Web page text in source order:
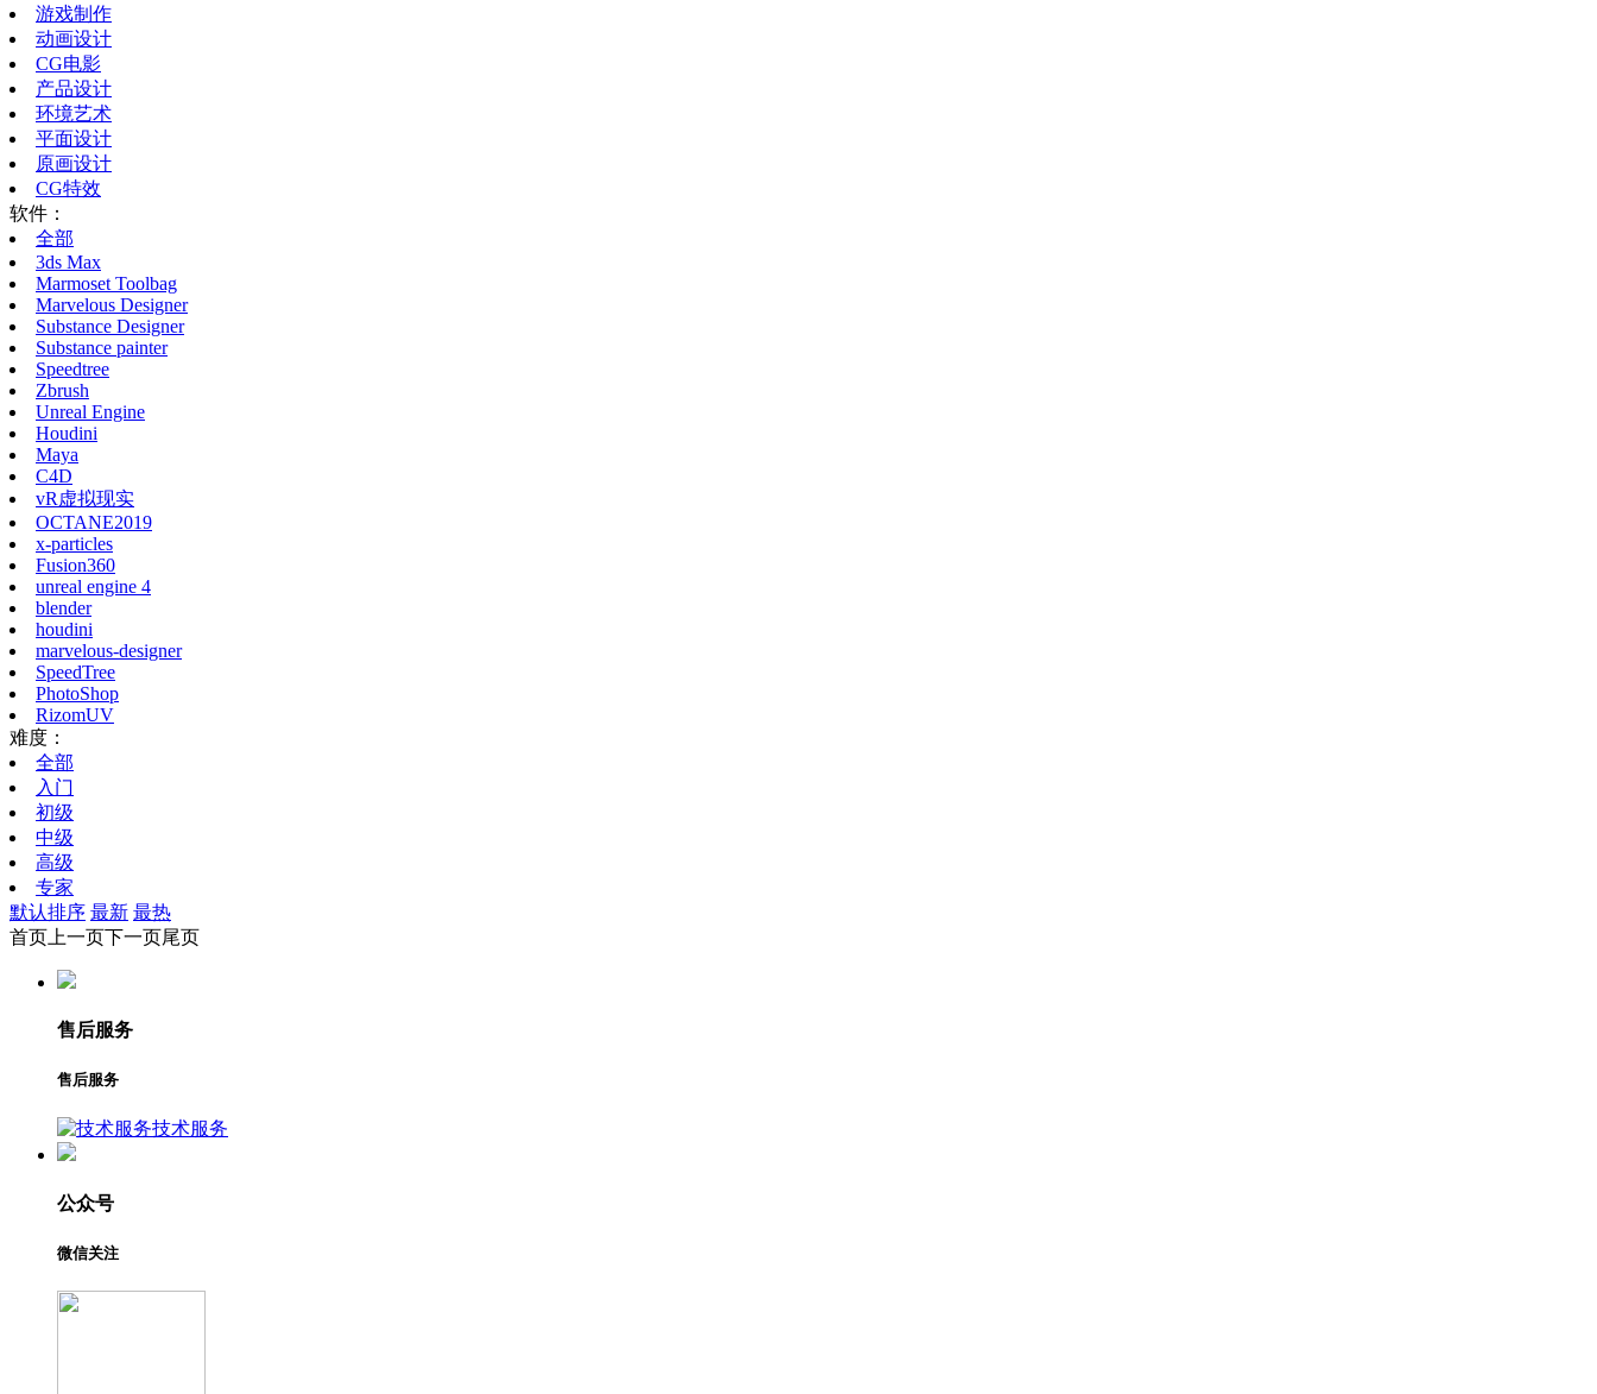
游戏制作
动画设计
CG电影
产品设计
环境艺术
平面设计
原画设计
CG特效
软件：
全部
3ds Max
Marmoset Toolbag
Marvelous Designer
Substance Designer
Substance painter
Speedtree
Zbrush
Unreal Engine
Houdini
Maya
C4D
vR虚拟现实
OCTANE2019
x-particles
Fusion360
unreal engine 4
blender
houdini
marvelous-designer
SpeedTree
PhotoShop
RizomUV
难度：
全部
入门
初级
中级
高级
专家
默认排序 最新 最热
首页 上一页下一页尾页
售后服务
售后服务
技术服务
公众号
微信关注